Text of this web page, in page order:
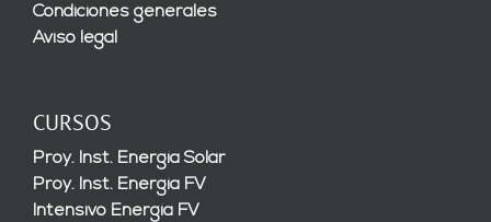
Condiciones generales
Aviso legal
CURSOS
Proy. Inst. Energía Solar
Proy. Inst. Energía FV
Intensivo Energía FV